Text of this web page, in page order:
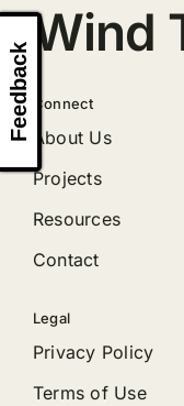
Wind
Connect
About Us
Projects
Resources
Contact
Legal
Privacy Policy
Terms of Use
Feedback